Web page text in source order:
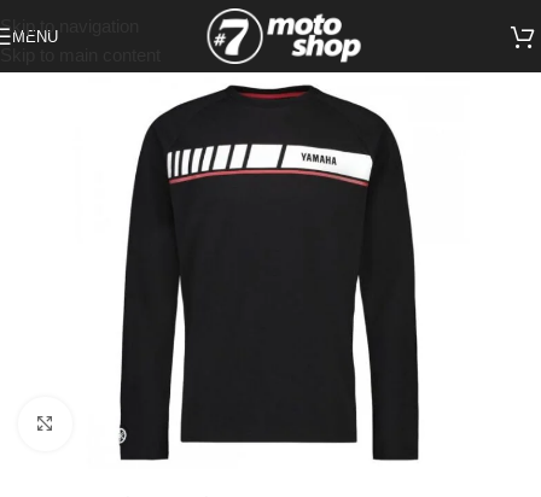
Skip to navigation
MENU
Click to enlarge